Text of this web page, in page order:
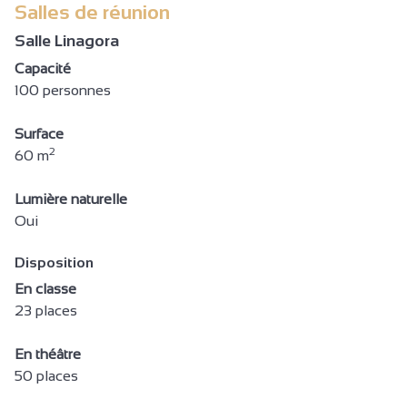
Salles de réunion
Salle Linagora
Capacité
100 personnes
Surface
60 m2
Lumière naturelle
Oui
Disposition
En classe
23 places
En théâtre
50 places